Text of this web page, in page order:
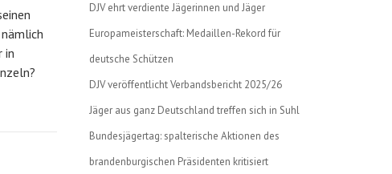
in
DJV ehrt verdiente Jägerinnen und Jäger
Europameisterschaft: Medaillen-Rekord für
deutsche Schützen
DJV veröffentlicht Verbandsbericht 2025/26
Jäger aus ganz Deutschland treffen sich in Suhl
Bundesjägertag: spalterische Aktionen des
brandenburgischen Präsidenten kritisiert